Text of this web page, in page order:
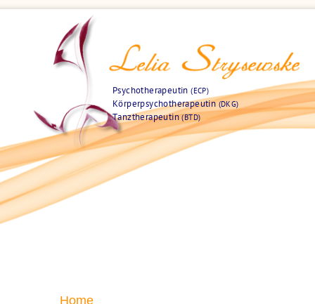
Psychotherapeutin(ECP)
Körperpsychotherapeutin(DKG)
Tanztherapeutin(BTD)
Home